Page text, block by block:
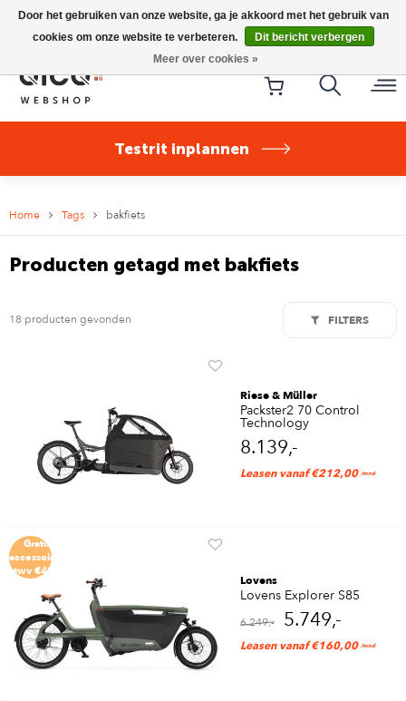
Riese & Müller Nevo5 Silent Core nu direct uit voorraad
leverbaar!
Testrit inplannen
Home Tags bakfiets
Producten getagd met bakfiets
18 producten gevonden FILTERS
Riese & Müller
Packster2 70 Control
Technology
8.139,-
Leasen vanaf €212,00 /mnd
Gratis
accessoires
twv €490
Lovens
Lovens Explorer S85
6.249,- 5.749,-
Leasen vanaf €160,00 /mnd
Door het gebruiken van onze website, ga je akkoord met het gebruik van
cookies om onze website te verbeteren.
Dit bericht verbergen
Meer over cookies »